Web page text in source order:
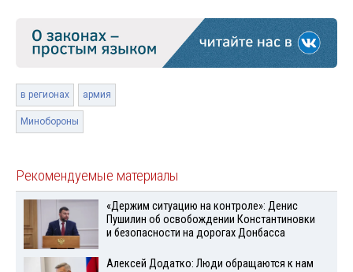
в регионах армия
Минобороны
Рекомендуемые материалы
«Держим ситуацию на контроле»: Денис
Пушилин об освобождении Константиновки
и безопасности на дорогах Донбасса
Алексей Додатко: Люди обращаются к нам